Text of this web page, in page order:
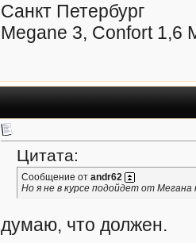
Санкт Петербург
Megane 3, Confort
Цитата:
Сообщение от andr62
Но я не в курсе подойдет от Мегана
думаю, что должен.